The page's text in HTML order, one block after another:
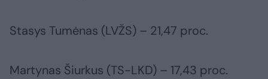
Stasys Tumėnas (LVŽS) – 21,47 proc.
Martynas Šiurkus (TS-LKD) – 17,43 proc.